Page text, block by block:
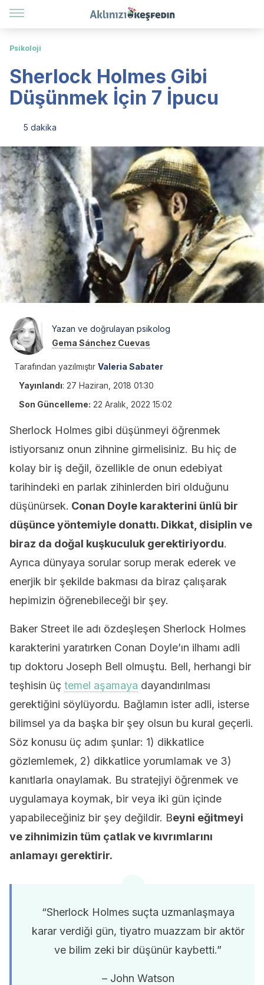
Psikoloji
Sherlock Holmes Gibi
Düşünmek İçin 7 İpucu
5 dakika
Yazan ve doğrulayan psikolog
Gema Sánchez Cuevas
Tarafından yazılmıştır Valeria Sabater
Yayınlandı: 27 Haziran, 2018 01:30
Son Güncelleme: 22 Aralık, 2022 15:02
Sherlock Holmes gibi düşünmeyi öğrenmek
istiyorsanız onun zihnine girmelisiniz. Bu hiç de
kolay bir iş değil, özellikle de onun edebiyat
tarihindeki en parlak zihinlerden biri olduğunu
düşünürsek. Conan Doyle karakterini ünlü bir
düşünce yöntemiyle donattı. Dikkat, disiplin ve
biraz da doğal kuşkuculuk gerektiriyordu.
Ayrıca dünyaya sorular sorup merak ederek ve
enerjik bir şekilde bakması da biraz çalışarak
hepimizin öğrenebileceği bir şey.
Baker Street ile adı özdeşleşen Sherlock Holmes
karakterini yaratırken Conan Doyle’ın ilhamı adli
tıp doktoru Joseph Bell olmuştu. Bell, herhangi bir
teşhisin üç temel aşamaya dayandırılması
gerektiğini söylüyordu. Bağlamın ister adli, isterse
bilimsel ya da başka bir şey olsun bu kural geçerli.
Söz konusu üç adım şunlar: 1) dikkatlice
gözlemlemek, 2) dikkatlice yorumlamak ve 3)
kanıtlarla onaylamak. Bu stratejiyi öğrenmek ve
uygulamaya koymak, bir veya iki gün içinde
yapabileceğiniz bir şey değildir. Beyni eğitmeyi
ve zihnimizin tüm çatlak ve kıvrımlarını
anlamayı gerektirir.
“Sherlock Holmes suçta uzmanlaşmaya
karar verdiği gün, tiyatro muazzam bir aktör
ve bilim zeki bir düşünür kaybetti.”
– John Watson